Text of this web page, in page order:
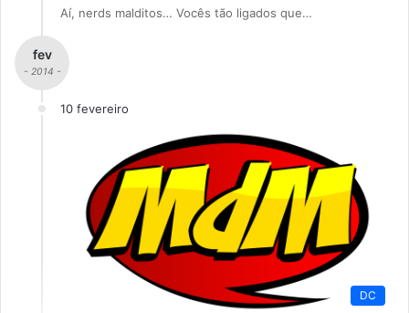
Aí, nerds malditos… Vocês tão ligados que…
fev
- 2014 -
10 fevereiro
DC